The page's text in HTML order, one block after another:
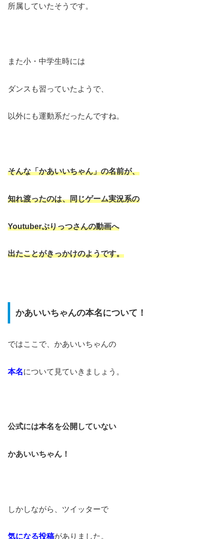
所属していたそうです。
また小・中学生時には
ダンスも習っていたようで、
以外にも運動系だったんですね。
そんな「かあいいちゃん」の名前が、
知れ渡ったのは、同じゲーム実況系の
Youtuberぷりっつさんの動画へ
出たことがきっかけのようです。
かあいいちゃんの本名について！
ではここで、かあいいちゃんの
本名について見ていきましょう。
公式には本名を公開していない
かあいいちゃん！
しかしながら、ツイッターで
気になる投稿がありました。